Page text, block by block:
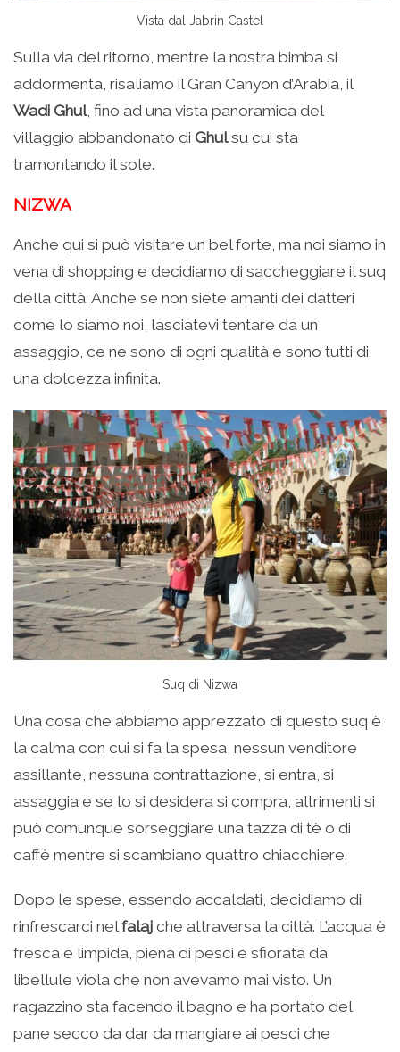
Vista dal Jabrin Castel
Sulla via del ritorno, mentre la nostra bimba si
addormenta, risaliamo il Gran Canyon d’Arabia, il
Wadi Ghul, fino ad una vista panoramica del
villaggio abbandonato di Ghulsu cui sta
tramontando il sole.
NIZWA
Anche qui si può visitare un bel forte, ma noi siamo in
vena di shopping e decidiamo di saccheggiare il suq
della città. Anche se non siete amanti dei datteri
come lo siamo noi, lasciatevi tentare da un
assaggio, ce ne sono di ogni qualità e sono tutti di
una dolcezza infinita.
Suq di Nizwa
Una cosa che abbiamo apprezzato di questo suq è
la calma con cui si fa la spesa, nessun venditore
assillante, nessuna contrattazione, si entra, si
assaggia e se lo si desidera si compra, altrimenti si
può comunque sorseggiare una tazza di tè o di
caffè mentre si scambiano quattro chiacchiere.
Dopo le spese, essendo accaldati, decidiamo di
rinfrescarci nel falaj che attraversa la città. L’acqua è
fresca e limpida, piena di pesci e sfiorata da
libellule viola che non avevamo mai visto. Un
ragazzino sta facendo il bagno e ha portato del
pane secco da dar da mangiare ai pesci che